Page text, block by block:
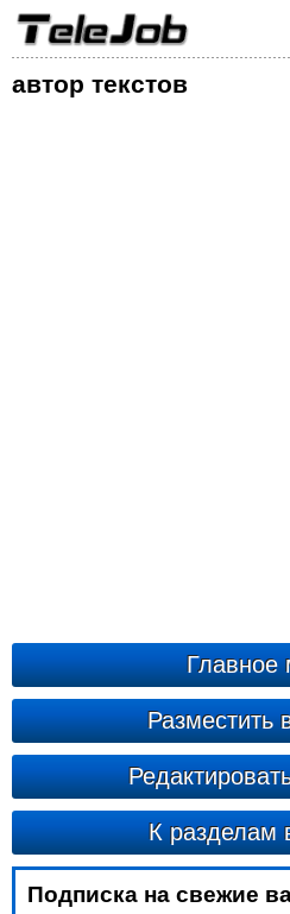
автор текстов
Главное
Разместить
К разделам
Подписка на свежие